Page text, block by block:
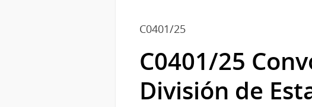
C0401/25
C0401/25
División de